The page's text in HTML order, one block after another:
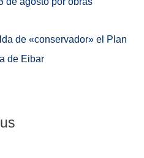
de «conservador» el Plan
de Eibar